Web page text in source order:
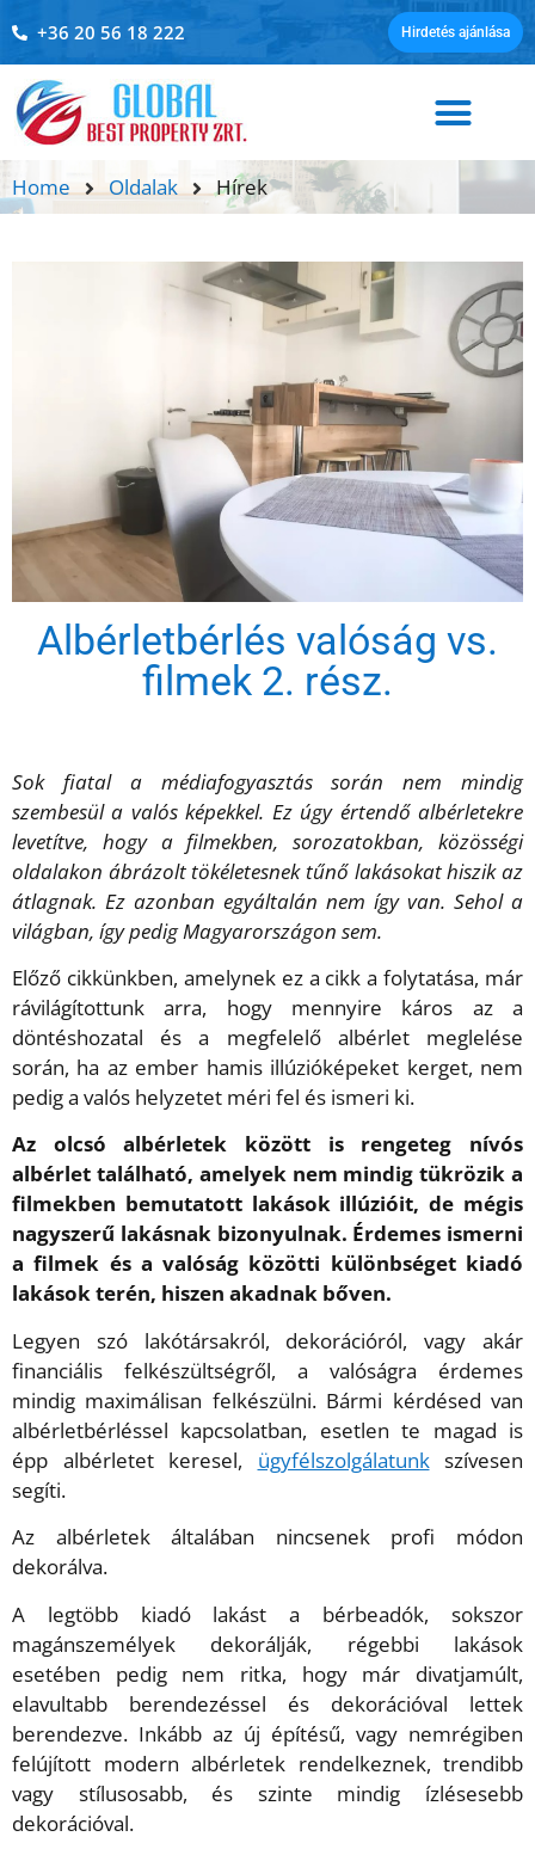
+36 20 56 18 222 Hirdetés ajánlása
Home Oldalak Hírek
Albérletbérlés valóság vs.
filmek 2. rész.
Sok fiatal a médiafogyasztás során nem mindig
szembesül a valós képekkel. Ez úgy értendő albérletekre
levetítve, hogy a filmekben, sorozatokban, közösségi
oldalakon ábrázolt tökéletesnek tűnő lakásokat hiszik az
átlagnak. Ez azonban egyáltalán nem így van. Sehol a
világban, így pedig Magyarországon sem.
Előző cikkünkben, amelynek ez a cikk a folytatása, már
rávilágítottunk arra, hogy mennyire káros az a
döntéshozatal és a megfelelő albérlet meglelése
során, ha az ember hamis illúzióképeket kerget, nem
pedig a valós helyzetet méri fel és ismeri ki.
Az olcsó albérletek között is rengeteg nívós
albérlet található, amelyek nem mindig tükrözik a
filmekben bemutatott lakások illúzióit, de mégis
nagyszerű lakásnak bizonyulnak. Érdemes ismerni
a filmek és a valóság közötti különbséget kiadó
lakások terén, hiszen akadnak bőven.
Legyen szó lakótársakról, dekorációról, vagy akár
financiális felkészültségről, a valóságra érdemes
mindig maximálisan felkészülni. Bármi kérdésed van
albérletbérléssel kapcsolatban, esetlen te magad is
épp albérletet keresel, ügyfélszolgálatunkszívesen
segíti.
Az albérletek általában nincsenek profi módon
dekorálva.
A legtöbb kiadó lakást a bérbeadók, sokszor
magánszemélyek dekorálják, régebbi lakások
esetében pedig nem ritka, hogy már divatjamúlt,
elavultabb berendezéssel és dekorációval lettek
berendezve. Inkább az új építésű, vagy nemrégiben
felújított modern albérletek rendelkeznek, trendibb
vagy stílusosabb, és szinte mindig ízlésesebb
dekorációval.